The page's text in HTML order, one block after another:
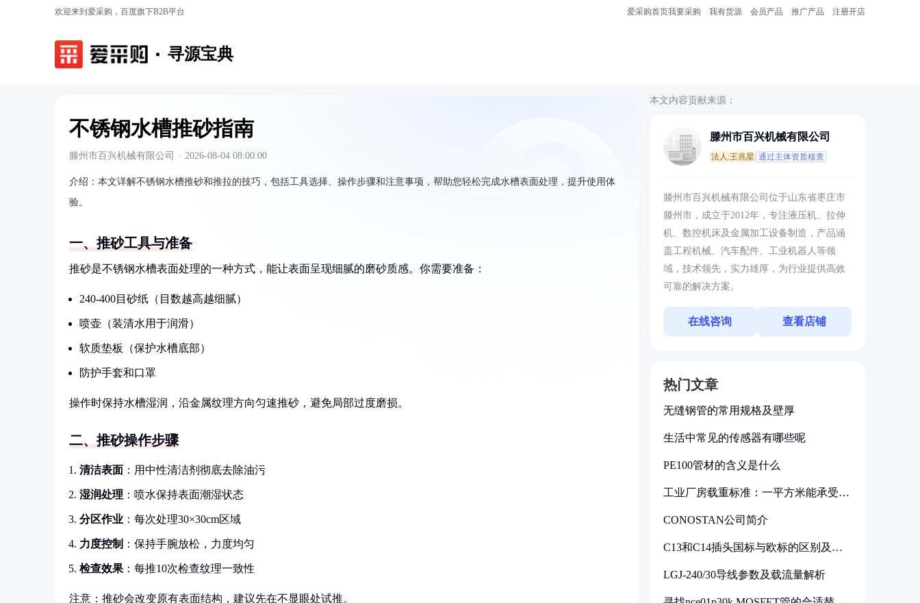
欢迎来到爱采购，百度旗下B2B平台 爱采购首页我要采购 我有货源 会员产品 推广产品 注册开店
寻源宝典
不锈钢水槽推砂指南
滕州市百兴机械有限公司 · 2026-08-04 08:00:00
介绍： 本文详解不锈钢水槽推砂和推拉的技巧，包括工具选择、操作步骤和注意事项，帮助您轻松完成水槽表面处理，提升使用体
验。
一、推砂工具与准备
推砂是不锈钢水槽表面处理的一种方式，能让表面呈现细腻的磨砂质感。你需要准备：
240-400目砂纸（目数越高越细腻）
喷壶（装清水用于润滑）
软质垫板（保护水槽底部）
防护手套和口罩
操作时保持水槽湿润，沿金属纹理方向匀速推砂，避免局部过度磨损。
二、推砂操作步骤
清洁表面 ：用中性清洁剂彻底去除油污
湿润处理 ：喷水保持表面潮湿状态
分区作业 ：每次处理30×30cm区域
力度控制 ：保持手腕放松，力度均匀
检查效果 ：每推10次检查纹理一致性
注意：推砂会改变原有表面结构，建议先在不显眼处试推。
本文内容贡献来源：
滕州市百兴机械有限公司
法人:王兆星 通过主体资质核查
滕州市百兴机械有限公司位于山东省枣庄市
滕州市，成立于2012年，专注液压机、拉伸
机、数控机床及金属加工设备制造，产品涵
盖工程机械、汽车配件、工业机器人等领
域，技术领先，实力雄厚，为行业提供高效
可靠的解决方案。
在线咨询 查看店铺
热门文章
无缝钢管的常用规格及壁厚
生活中常见的传感器有哪些呢
PE100管材的含义是什么
工业厂房载重标准：一平方米能承受多
CONOSTAN公司简介
C13和C14插头国标与欧标的区别及其
LGJ-240/30导线参数及载流量解析